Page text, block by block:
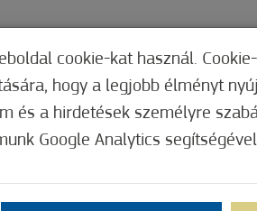
ZÖLD FÓKUSZ
cookie-kat használ.
hogy a legjobb élményt
és a hirdetések személyre
Google Analytics